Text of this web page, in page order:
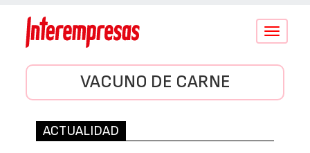
Conmutar
VACUNO DE CARNE
ACTUALIDAD